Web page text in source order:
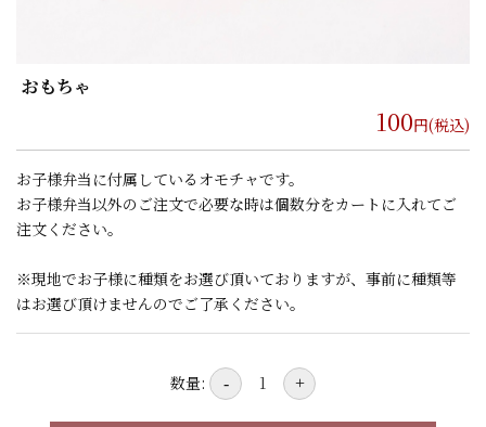
おもちゃ
100円(税込)
お子様弁当に付属しているオモチャです。
お子様弁当以外のご注文で必要な時は個数分をカートに入れてご
注文ください。
※現地でお子様に種類をお選び頂いておりますが、事前に種類等
はお選び頂けませんのでご了承ください。
数量: - +